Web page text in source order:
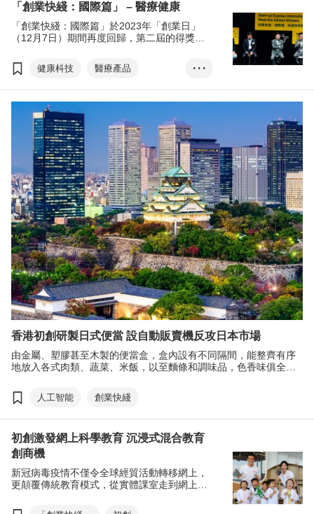
舒適為前題，並提供經濟實惠的可持續冷卻系
統供應商 Ambiator Private Limited，以及德國
初創Think Voltaic，提供太陽能系統一站式節
能解決方案。他們均聚焦海外市場，並有意籌
環保用品
環保服務
創業快綫：國際篇
「創業快綫：國際篇」 – 醫療健康
「創業快綫：國際篇」於2023年「創業日」
（12月7日）期間再度回歸，第二屆的得獎者
產品，並分享其創業歷程。
健康枓技
醫療產品
擴增實境
虛擬實境
電子產品
• • •
香港初創研製日式便當 設自動販賣機反攻日本市場
由金屬、塑膠甚至木製的便當盒，盒內設有不同隔間，能整齊有序
地放入各式肉類、蔬菜、米飯，以至麵條和調味品，色香味俱全的
人工智能 創業快綫
初創激發網上科學教育 沉浸式混合教育
創商機
新冠病毒疫情不僅令全球經貿活動轉移網上，
更顛覆傳統教育模式，從實體課室走到網上，
科技為學生帶來不一樣的教學體驗。